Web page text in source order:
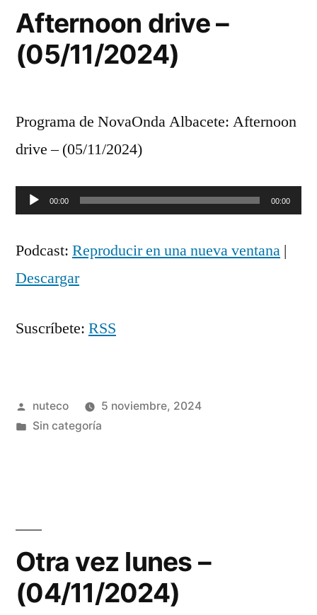
Afternoon drive –
(05/11/2024)
Programa de NovaOnda Albacete: Afternoon
drive – (05/11/2024)
Reproductor
audio
00:00 00:00
Podcast: Reproducir en una nueva ventana |
Descargar
Suscríbete: RSS
Publicada
por
nuteco
5 noviembre, 2024
Publicada
Sin categoría
Otra vez lunes –
(04/11/2024)